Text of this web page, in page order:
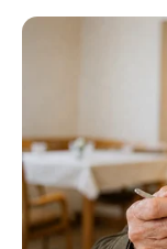
Plus
2026 :